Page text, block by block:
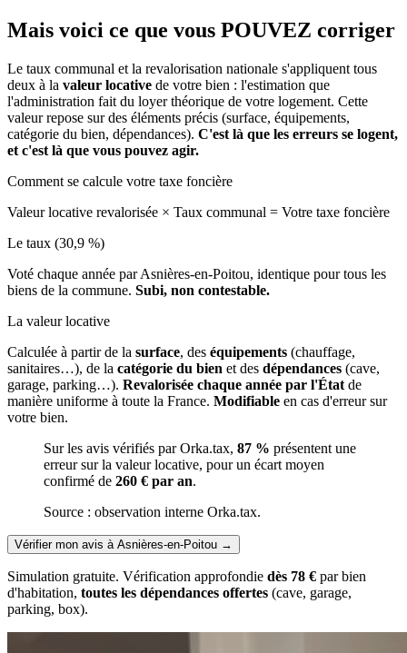
Mais voici ce que vous POUVEZ corriger
Le taux communal et la revalorisation nationale s'appliquent tous
deux à la valeur locative de votre bien : l'estimation que
l'administration fait du loyer théorique de votre logement. Cette
valeur repose sur des éléments précis (surface, équipements,
catégorie du bien, dépendances). C'est là que les erreurs se logent,
et c'est là que vous pouvez agir.
Comment se calcule votre taxe foncière
Valeur locative revalorisée × Taux communal = Votre taxe foncière
Le taux (30,9 %)
Voté chaque année par Asnières-en-Poitou, identique pour tous les
biens de la commune. Subi, non contestable.
La valeur locative
Calculée à partir de la surface, des équipements (chauffage,
sanitaires…), de la catégorie du bien et des dépendances (cave,
garage, parking…). Revalorisée chaque année par l'État de
manière uniforme à toute la France. Modifiable en cas d'erreur sur
votre bien.
Sur les avis vérifiés par Orka.tax, 87 % présentent une
erreur sur la valeur locative, pour un écart moyen
confirmé de 260 € par an.
Source : observation interne Orka.tax.
Vérifier mon avis à Asnières-en-Poitou →
Simulation gratuite. Vérification approfondie dès 78 € par bien
d'habitation, toutes les dépendances offertes (cave, garage,
parking, box).